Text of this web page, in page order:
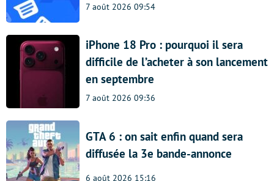
7 août 2026 09:54
iPhone 18 Pro : pourquoi il sera
difficile de l’acheter à son lancement
en septembre
7 août 2026 09:36
GTA 6 : on sait enfin quand sera
diffusée la 3e bande-annonce
6 août 2026 15:16